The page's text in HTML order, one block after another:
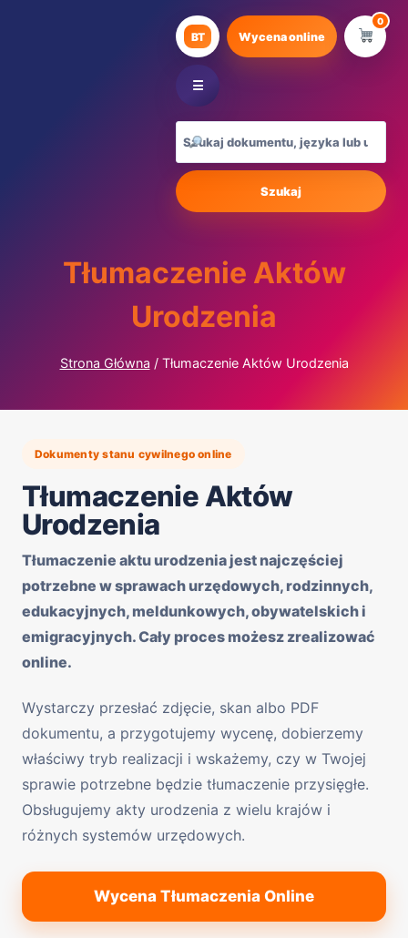
BT Wycena online
0
☰
Szukaj
Tłumaczenie Aktów
Urodzenia
Strona Główna / Tłumaczenie Aktów Urodzenia
Dokumenty stanu cywilnego online
Tłumaczenie Aktów
Urodzenia
Tłumaczenie aktu urodzenia jest najczęściej
potrzebne w sprawach urzędowych, rodzinnych,
edukacyjnych, meldunkowych, obywatelskich i
emigracyjnych. Cały proces możesz zrealizować
online.
Wystarczy przesłać zdjęcie, skan albo PDF
dokumentu, a przygotujemy wycenę, dobierzemy
właściwy tryb realizacji i wskażemy, czy w Twojej
sprawie potrzebne będzie tłumaczenie przysięgłe.
Obsługujemy akty urodzenia z wielu krajów i
różnych systemów urzędowych.
Wycena Tłumaczenia Online